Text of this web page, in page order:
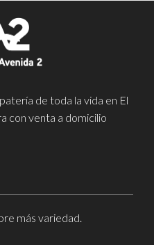
de toda la vida en El
con venta a domicilio
más variedad.